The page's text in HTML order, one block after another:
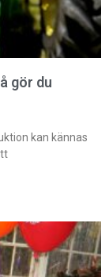
gör du
kan kännas